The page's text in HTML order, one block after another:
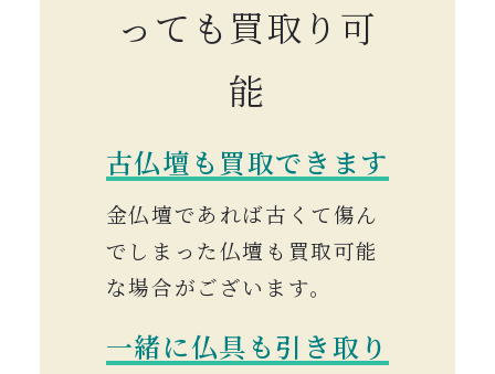
っても買取り可
能
古仏壇も買取できます
金仏壇であれば古くて傷ん
でしまった仏壇も買取可能
な場合がございます。
一緒に仏具も引き取り